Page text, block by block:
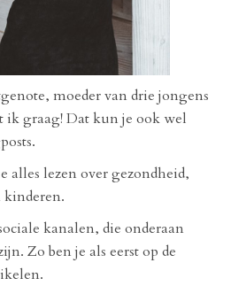
moeder van drie jongens
ik graag! Dat kun je ook wel
lezen over gezondheid,
kinderen.
kanalen, die onderaan
Zo ben je als eerst op de